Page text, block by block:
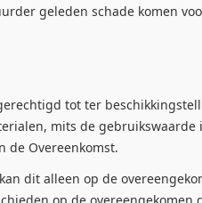
geleden schade komen
tot ter
mits de
de Overeenkomst.
alleen op de